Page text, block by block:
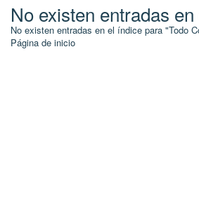
No existen entradas
No existen entradas en el índice para "Todo
Página de inicio